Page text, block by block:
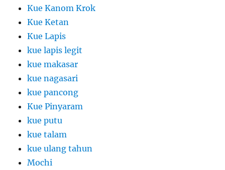
Kue Kanom Krok
Kue Ketan
Kue Lapis
kue lapis legit
kue makasar
kue nagasari
kue pancong
Kue Pinyaram
kue putu
kue talam
kue ulang tahun
Mochi